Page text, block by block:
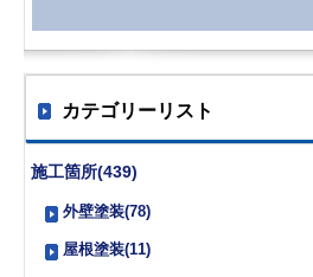
カテゴリーリスト
施工箇所(439)
外壁塗装(78)
屋根塗装(11)